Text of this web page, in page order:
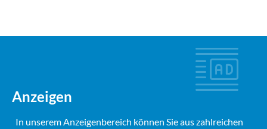
Anzeigen
In unserem Anzeigenbereich können Sie aus zahlreichen